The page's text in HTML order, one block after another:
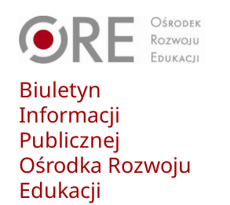
Biuletyn
Informacji
Publicznej
Ośrodka Rozwoju
Edukacji